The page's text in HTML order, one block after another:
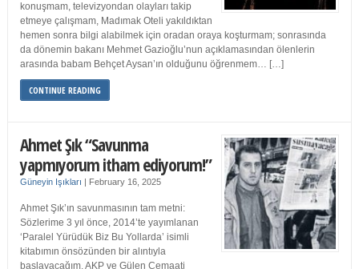
konuşmam, televizyondan olayları takip
etmeye çalışmam, Madımak Oteli yakıldıktan
hemen sonra bilgi alabilmek için oradan oraya koşturmam; sonrasında
da dönemin bakanı Mehmet Gazioğlu’nun açıklamasından ölenlerin
arasında babam Behçet Aysan’ın olduğunu öğrenmem… […]
CONTINUE READING
Ahmet Şık “Savunma
yapmıyorum itham ediyorum!”
Güneyin Işıkları | February 16, 2025
Ahmet Şık’ın savunmasının tam metni:
Sözlerime 3 yıl önce, 2014’te yayımlanan
‘Paralel Yürüdük Biz Bu Yollarda’ isimli
kitabımın önsözünden bir alıntıyla
başlayacağım. AKP ve Gülen Cemaati